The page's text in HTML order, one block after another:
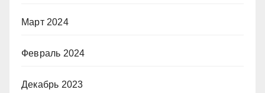
Март 2024
Февраль 2024
Декабрь 2023